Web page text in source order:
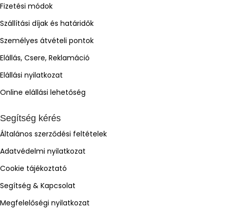
Fizetési módok
Szállítási díjak és határidők
Személyes átvételi pontok
Elállás, Csere, Reklamáció
Elállási nyilatkozat
Online elállási lehetőség
Segítség kérés
Általános szerződési feltételek
Adatvédelmi nyilatkozat
Cookie tájékoztató
Segítség & Kapcsolat
Megfelelőségi nyilatkozat